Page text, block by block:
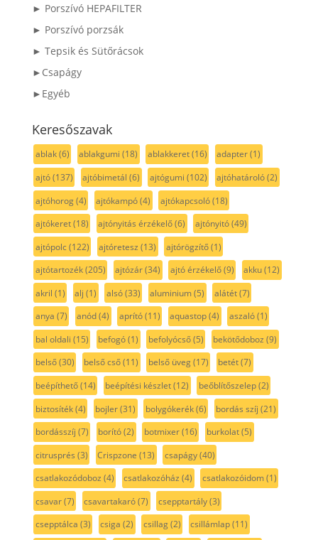
► Porszívó HEPAFILTER
► Porszívó porzsák
► Tepsik és Sütőrácsok
►Csapágy
►Egyéb
Keresőszavak
ablak(6) ablakgumi (18) ablakkeret(16) adapter(1)
ajtó(137) ajtóbimetál (6) ajtógumi (102) ajtóhatároló(2)
ajtóhorog(4) ajtókampó(4) ajtókapcsoló(18)
ajtókeret(18) ajtónyitás érzékelő(6) ajtónyitó(49)
ajtópolc(122) ajtóretesz (13) ajtórögzítő(1)
ajtótartozék(205) ajtózár(34) ajtó érzékelő(9) akku(12)
akril (1) alj (1) alsó(33) aluminium(5) alátét(7)
anya (7) anód(4) aprító(11) aquastop(4) aszaló(1)
bal oldali (15) befogó(1) befolyócső(5) bekötődoboz (9)
belső(30) belső cső(11) belső üveg(17) betét(7)
beépíthető(14) beépítési készlet(12) beőblítőszelep(2)
biztosíték(4) bojler(31) bolygókerék(6) bordás szíj (21)
bordásszíj (7) borító(2) botmixer(16) burkolat(5)
citrusprés (3) Crispzone (13) csapágy(40)
csatlakozódoboz (4) csatlakozóház (4) csatlakozóidom(1)
csavar(7) csavartakaró(7) csepptartály(3)
csepptálca (3) csiga (2) csillag(2) csillámlap(11)